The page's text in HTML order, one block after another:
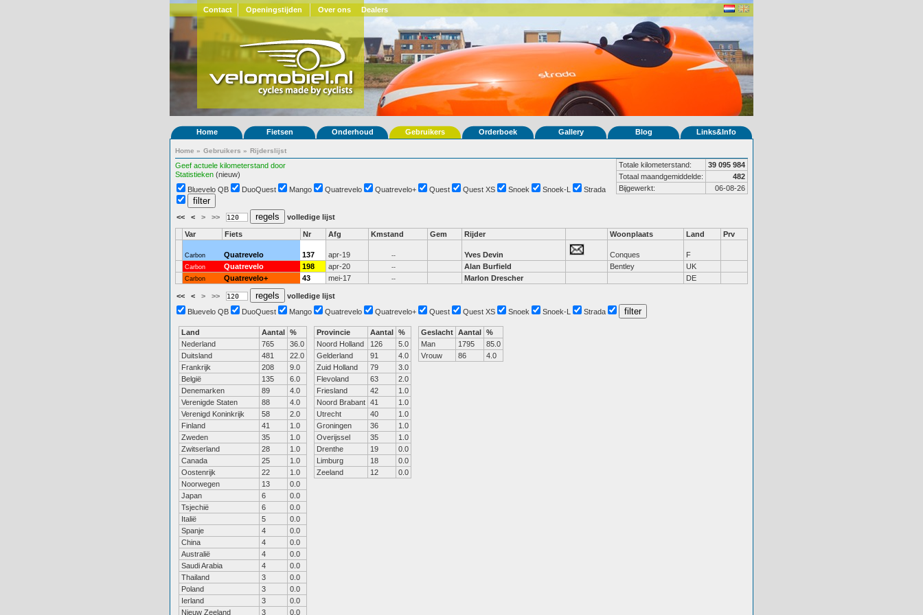
Contact Openingstijden Over ons Dealers
Home Fietsen Onderhoud Gebruikers Orderboek Gallery Blog Links&Info
Home » Gebruikers » Rijderslijst
Geef actuele kilometerstand door
Statistieken (nieuw)
Totale kilometerstand:
39 095 984
Totaal maandgemiddelde:
482
Bijgewerkt:
06-08-26
Bluevelo QB DuoQuest Mango Quatrevelo Quatrevelo+ Quest Quest XS Snoek Snoek-L Strada
<< < > >> volledige lijst
Var Fiets Nr Afg Kmstand Gem Rijder Woonplaats Land Prv
Carbon Quatrevelo 137 apr-19 -- Yves Devin Conques F
Carbon Quatrevelo 198 apr-20 -- Alan Burfield Bentley UK
Carbon Quatrevelo+ 43 mei-17 -- Marlon Drescher DE
<< < > >>
volledige lijst
Bluevelo QB
DuoQuest Mango Quatrevelo Quatrevelo+ Quest Quest XS Snoek Snoek-L Strada
Land Aantal %
Nederland
765
36.0
Duitsland
481
22.0
Frankrijk
208
9.0
België
135
6.0
Denemarken
89
4.0
Verenigde Staten
88
4.0
Verenigd Koninkrijk
58
2.0
Finland
41
1.0
Zweden
35
1.0
Zwitserland
28
1.0
Canada
25
1.0
Oostenrijk
22
1.0
Noorwegen
13
0.0
Japan
6
0.0
Tsjechië
6
0.0
Italië
5
0.0
Spanje
4
0.0
China
4
0.0
Australië
4
0.0
Saudi Arabia
4
0.0
Thailand
3
0.0
Poland
3
0.0
Ierland
3
0.0
Nieuw Zeeland
3 0.0
Provincie Aantal %
Noord Holland
126
5.0
Gelderland
91
4.0
Zuid Holland
79
3.0
Flevoland
63
2.0
Friesland
42
1.0
Noord Brabant 41
1.0
Utrecht
40
1.0
Groningen
36
1.0
Overijssel
35
1.0
Drenthe
19
0.0
Limburg
18
0.0
Zeeland
12 0.0
Geslacht Aantal %
Man
1795
85.0
Vrouw
86 4.0